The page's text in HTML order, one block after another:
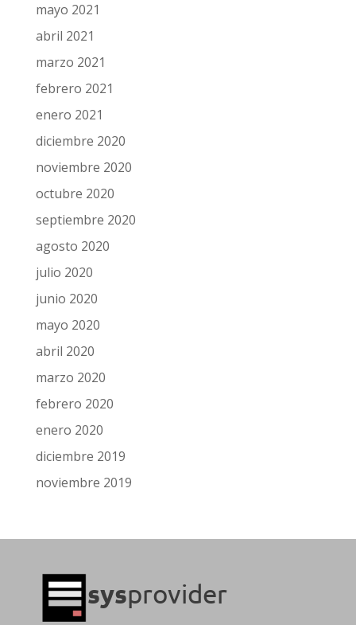
mayo 2021
abril 2021
marzo 2021
febrero 2021
enero 2021
diciembre 2020
noviembre 2020
octubre 2020
septiembre 2020
agosto 2020
julio 2020
junio 2020
mayo 2020
abril 2020
marzo 2020
febrero 2020
enero 2020
diciembre 2019
noviembre 2019